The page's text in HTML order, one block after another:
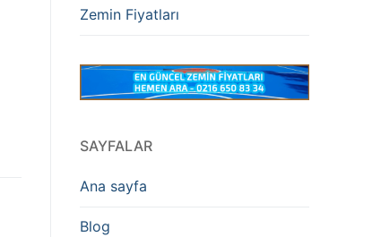
Zemin Fiyatları
SAYFALAR
Ana sayfa
Blog